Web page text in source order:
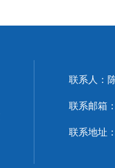
联系人：
联系邮箱
联系地址